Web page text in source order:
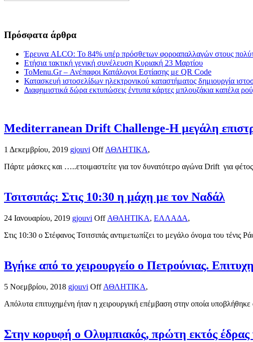
Πρόσφατα άρθρα
Έρευνα ALCO: Το 84% υπέρ πρόσθετων φοροαπαλλαγών στους
Ετήσια τακτική γενική συνέλευση Κυριακή 23 Μαρτίου
ToMenu.Gr – Ανέπαφοι Κατάλογοι Εστίασης με QR Code
Κατασκευή ιστοσελίδων ηλεκτρονικού καταστήματος δημιουργία
Διαφημιστικά δώρα εκτυπώσεις έντυπα κάρτες μπλουζάκια καπέλα
Mediterranean Drift Challenge-Η μεγάλη
1 Δεκεμβρίου, 2019 gjouvi Off ΑΘΛΗΤΙΚΑ,
Πάρτε μάσκες και …..ετοιμαστείτε για τον δυνατότερο αγώνα Drift για
Τσιτσιπάς: Στις 10:30 η μάχη με τον Ναδάλ
24 Ιανουαρίου, 2019 gjouvi Off ΑΘΛΗΤΙΚΑ, ΕΛΛΑΔΑ,
Στις 10:30 ο Στέφανος Τσιτσιπάς αντιμετωπίζει το μεγάλο όνομα του
Βγήκε από το χειρουργείο ο Πετρούνιας.
5 Νοεμβρίου, 2018 gjouvi Off ΑΘΛΗΤΙΚΑ,
Απόλυτα επιτυχημένη ήταν η χειρουργική επέμβαση στην οποία
Στην κορυφή ο Ολυμπιακός, πρώτη εκτός